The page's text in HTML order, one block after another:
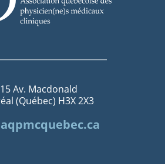
Av. Macdonald
(Québec) H3X 2X3